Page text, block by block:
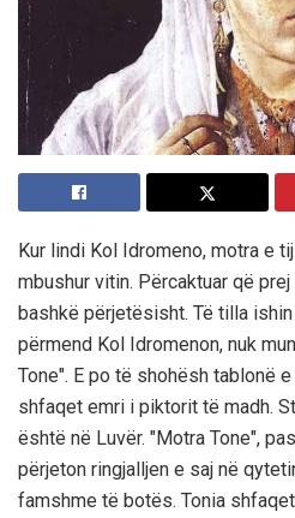
Kur lindi Kol Idromeno, motra e
mbushur vitin. Përcaktuar që
bashkë përjetësisht. Të tilla
përmend Kol Idromenon, nuk
Tone". E po të shohësh tablonë
shfaqet emri i piktorit të madh.
është në Luvër. "Motra Tone",
përjeton ringjalljen e saj në
famshme të botës. Tonia